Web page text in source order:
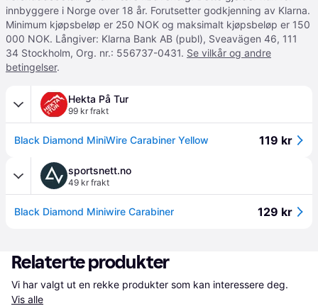
innbyggere i Norge over 18 år. Forutsetter godkjenning av Klarna.
Minimum kjøpsbeløp er 250 NOK og maksimalt kjøpsbeløp er 150
000 NOK. Långiver: Klarna Bank AB (publ), Sveavägen 46, 111
34 Stockholm, Org. nr.: 556737-0431. Se vilkår og andre
betingelser.
Hekta På Tur
99 kr frakt
Black Diamond MiniWire Carabiner Yellow 119 kr
sportsnett.no
49 kr frakt
Black Diamond Miniwire Carabiner 129 kr
Relaterte produkter
Vis alle